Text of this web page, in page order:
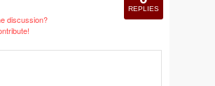
REPLIES
discussion?